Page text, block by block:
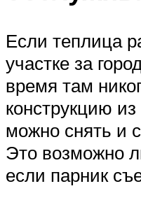
Если теплица
участке за
время там
конструкцию
можно снять и
Это возможно
если парник